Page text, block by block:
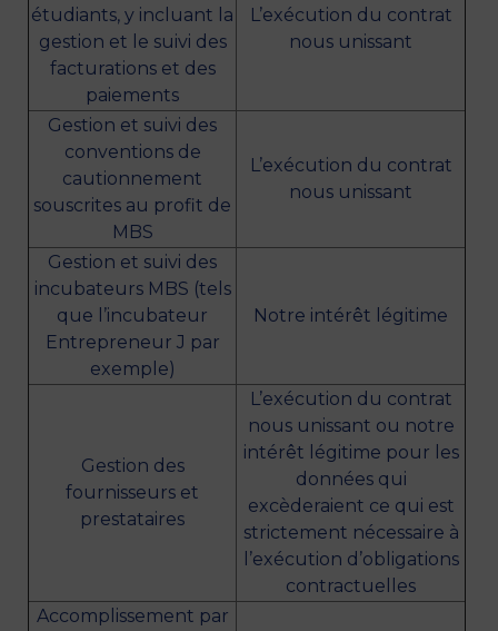
étudiants, y incluant la
gestion et le suivi des
facturations et des
paiements
L’exécution du contrat
nous unissant
Gestion et suivi des
conventions de
cautionnement
souscrites au profit de
MBS
L’exécution du contrat
nous unissant
Gestion et suivi des
incubateurs MBS (tels
que l’incubateur
Entrepreneur J par
exemple)
Notre intérêt légitime
Gestion des
fournisseurs et
prestataires
L’exécution du contrat
nous unissant ou notre
intérêt légitime pour les
données qui
excèderaient ce qui est
strictement nécessaire à
l’exécution d’obligations
contractuelles
Accomplissement par